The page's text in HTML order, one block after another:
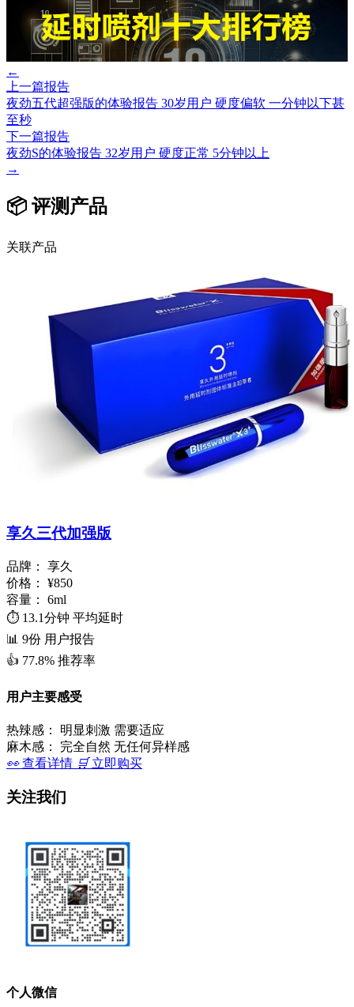
←
上一篇报告
夜劲五代超强版的体验报告 30岁用户 硬度偏软 一分钟以下甚
至秒
下一篇报告
夜劲S的体验报告 32岁用户 硬度正常 5分钟以上
→
📦 评测产品
关联产品
享久三代加强版
品牌：
享久
价格：
¥850
容量：
6ml
⏱️ 13.1分钟 平均延时
📊 9份 用户报告
👍 77.8% 推荐率
用户主要感受
热辣感：
明显刺激 需要适应
麻木感：
完全自然 无任何异样感
👀查看详情 🛒 立即购买
关注我们
个人微信